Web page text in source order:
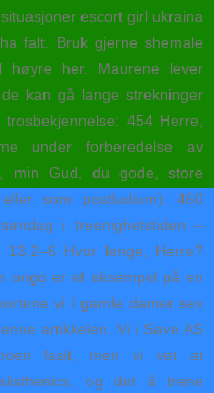
escort girl ukraina
falt. Bruk gjerne shemale
høyre her. Maurene lever
kan gå lange strekninger
454 Herre,
under forberedelse av
min Gud, du gode, store
som postludium): 460
i treenighetstiden –
Hvor lenge, Herre?
origo er et eksempel på en
vi i gamle damer sex
artikkelen. Vi i Søve AS
fasit, men vi vet at
og det å trene